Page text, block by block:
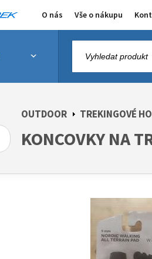
O nás Vše o nákupu
OUTDOOR TREKINGOVÉ
KONCOVKY NA